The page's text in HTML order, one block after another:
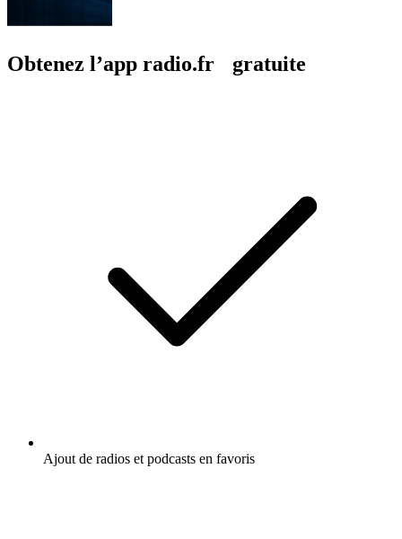
Obtenez l’app radio.fr gratuite
Ajout de radios et podcasts en favoris